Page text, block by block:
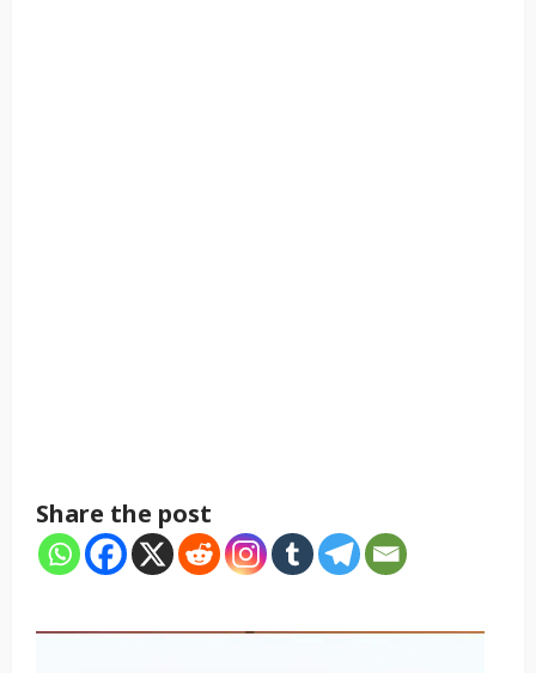
Share the post